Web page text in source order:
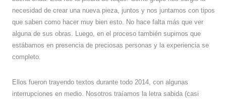
necesidad de crear una nueva pieza, juntos y nos juntamos con tipos
que saben como hacer muy bien esto. No hace falta más que ver
alguna de sus obras. Luego, en el proceso también supimos que
estábamos en presencia de preciosas personas y la experiencia se
completo.
Ellos fueron trayendo textos durante todo 2014, con algunas
interrupciones en medio. Nosotros traíamos la letra sabida (casi